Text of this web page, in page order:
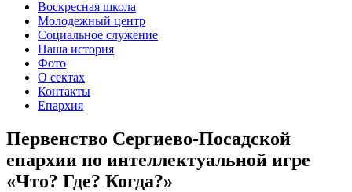
Воскресная школа
Молодежный центр
Социальное служение
Наша история
Фото
О сектах
Контакты
Епархия
Первенство Сергиево-Посадской
епархии по интеллектуальной игре
«Что? Где? Когда?»